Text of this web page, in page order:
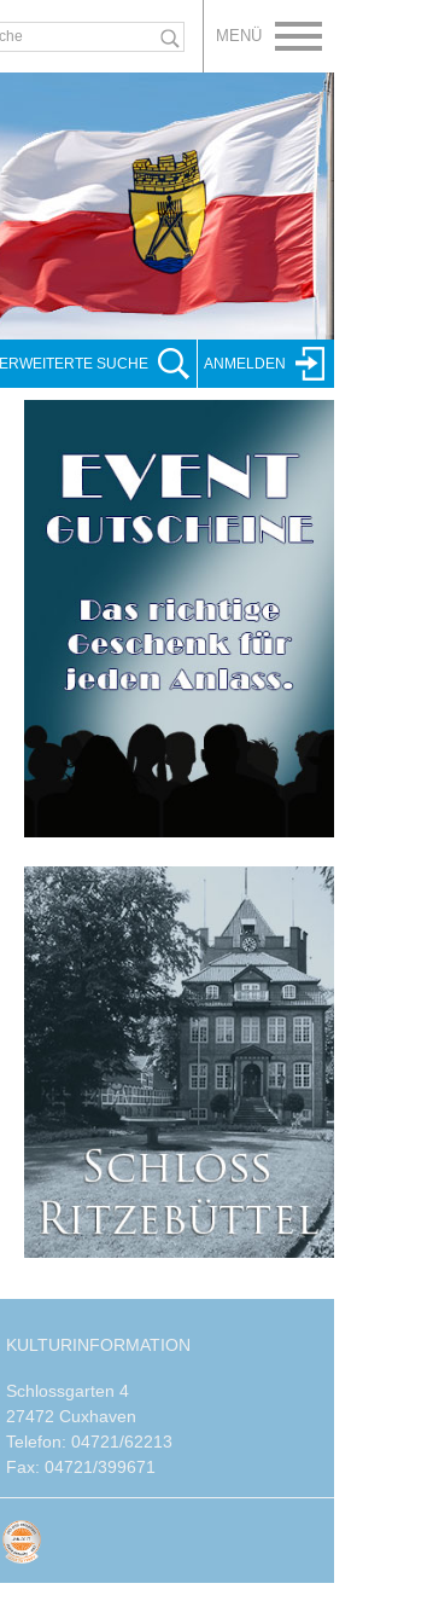
MENÜ
ERWEITERTE SUCHE ANMELDEN
KULTURINFORMATION
Schlossgarten 4
27472 Cuxhaven
Telefon: 04721/62213
Fax: 04721/399671